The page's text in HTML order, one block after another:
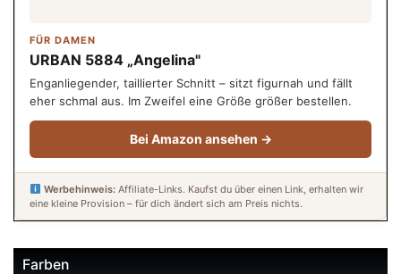
FÜR DAMEN
URBAN 5884 „Angelina"
Enganliegender, taillierter Schnitt – sitzt figurnah und fällt
eher schmal aus. Im Zweifel eine Größe größer bestellen.
Bei Amazon ansehen →
Werbehinweis:Affiliate-Links. Kaufst du über einen Link, erhalten wir
eine kleine Provision – für dich ändert sich am Preis nichts.
Farben